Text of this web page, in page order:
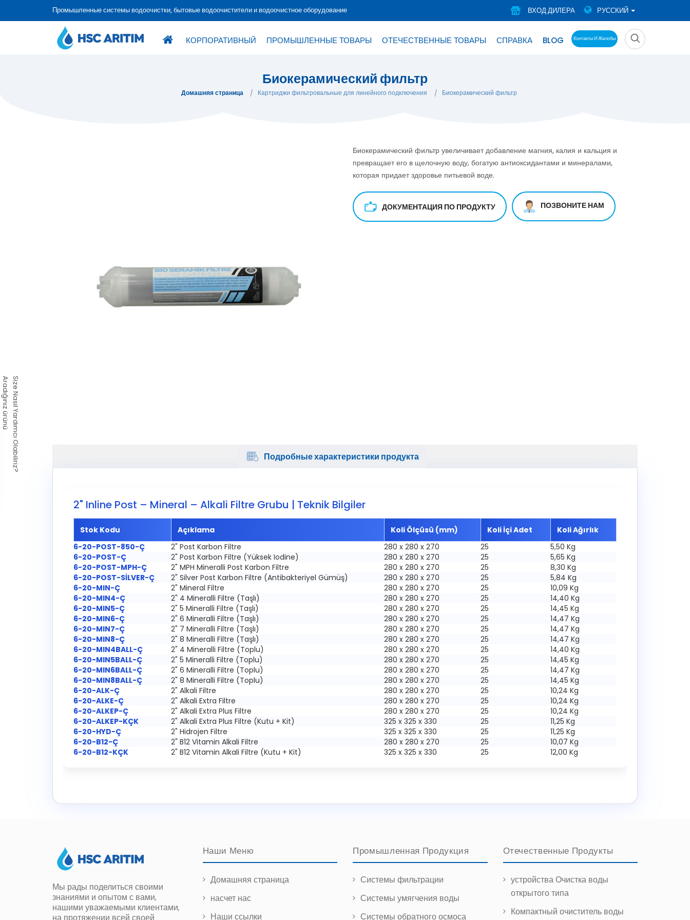
Промышленные системы водоочистки, бытовые водоочистители и водоочистное оборудование ВХОД ДИЛЕРА РУССКИЙ
КОРПОРАТИВНЫЙ ПРОМЫШЛЕННЫЕ ТОВАРЫ ОТЕЧЕСТВЕННЫЕ ТОВАРЫ СПРАВКА BLOG Контакты И Жалобы
Биокерамический фильтр
Домашняя страница Картриджи фильтровальные для линейного подключения Биокерамический фильтр
Биокерамический фильтр увеличивает добавление магния, калия и кальция и
превращает его в щелочную воду, богатую антиоксидантами и минералами,
которая придает здоровье питьевой воде.
ДОКУМЕНТАЦИЯ ПО ПРОДУКТУ ПОЗВОНИТЕ НАМ
Подробные характеристики продукта
2" Inline Post – Mineral – Alkali Filtre Grubu | Teknik Bilgiler
Stok Kodu Açıklama Koli Ölçüsü (mm) Koli İçi Adet
Koli Ağırlık
6-20-POST-850-Ç
2" Post Karbon Filtre 280 x 280 x 270 25
5,50 Kg
6-20-POST-Ç
2" Post Karbon Filtre (Yüksek Iodine) 280 x 280 x 270 25
5,65 Kg
6-20-POST-MPH-Ç
2" MPH Mineralli Post Karbon Filtre 280 x 280 x 270 25
8,30 Kg
6-20-POST-SİLVER-Ç
2" Silver Post Karbon Filtre (Antibakteriyel Gümüş) 280 x 280 x 270 25
5,84 Kg
6-20-MIN-Ç
2" Mineral Filtre 280 x 280 x 270 25
10,09 Kg
6-20-MIN4-Ç
2" 4 Mineralli Filtre (Taşlı) 280 x 280 x 270 25
14,40 Kg
6-20-MIN5-Ç
2" 5 Mineralli Filtre (Taşlı) 280 x 280 x 270 25
14,45 Kg
6-20-MIN6-Ç
2" 6 Mineralli Filtre (Taşlı) 280 x 280 x 270 25
14,47 Kg
6-20-MIN7-Ç
2" 7 Mineralli Filtre (Taşlı) 280 x 280 x 270 25
14,47 Kg
6-20-MIN8-Ç
2" 8 Mineralli Filtre (Taşlı) 280 x 280 x 270 25
14,47 Kg
6-20-MIN4BALL-Ç
2" 4 Mineralli Filtre (Toplu) 280 x 280 x 270 25
14,40 Kg
6-20-MIN5BALL-Ç
2" 5 Mineralli Filtre (Toplu) 280 x 280 x 270 25
14,45 Kg
6-20-MIN6BALL-Ç
2" 6 Mineralli Filtre (Toplu) 280 x 280 x 270 25
14,47 Kg
6-20-MIN8BALL-Ç
2" 8 Mineralli Filtre (Toplu) 280 x 280 x 270 25
14,45 Kg
6-20-ALK-Ç
2" Alkali Filtre 280 x 280 x 270 25
10,24 Kg
6-20-ALKE-Ç
2" Alkali Extra Filtre 280 x 280 x 270 25
10,24 Kg
6-20-ALKEP-Ç
2" Alkali Extra Plus Filtre 280 x 280 x 270 25
10,24 Kg
6-20-ALKEP-KÇK
2" Alkali Extra Plus Filtre (Kutu + Kit) 325 x 325 x 330 25
11,25 Kg
6-20-HYD-Ç
2" Hidrojen Filtre 325 x 325 x 330 25
11,25 Kg
6-20-B12-Ç
2" B12 Vitamin Alkali Filtre 280 x 280 x 270 25
10,07 Kg
6-20-B12-KÇK
2" B12 Vitamin Alkali Filtre (Kutu + Kit) 325 x 325 x 330 25 12,00 Kg
Size Nasıl Yardımcı Olabiliriz?
Aradığınız ürünü
Мы рады поделиться своими
знаниями и опытом с вами,
нашими уважаемыми клиентами,
Наши Меню
Домашняя страница
насчет нас
Наши ссылки
Промышленная Продукция
Системы фильтрации
Системы умягчения воды
Системы обратного осмоса
Отечественные Продукты
устройства Очистка воды
открытого типа
Компактный очиститель воды